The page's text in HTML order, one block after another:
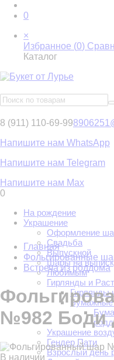
0
×
Избранное (0)
Каталог
8 (911) 110-69-99
Напишите нам WhatsApp
Напишите нам Telegram
Напишите нам Max
0
На рождение
Украшение
Оформление
Свадьба
Выпускной
Шары на
Любимым
Гирлянды и
Гирлянды
Бумажные
Украшение
Гендер Пати
Взрослый день
Главная
Фольгированные
Встреча из роддома
№982 Боди
В наличии